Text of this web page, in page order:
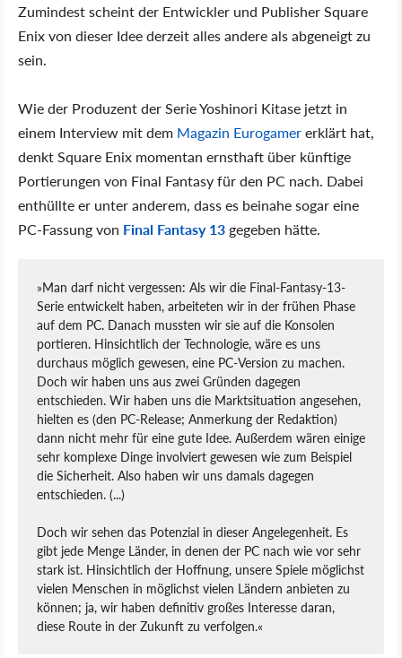
Zumindest scheint der Entwickler und Publisher Square
Enix von dieser Idee derzeit alles andere als abgeneigt zu
sein.
Wie der Produzent der Serie Yoshinori Kitase jetzt in
einem Interview mit dem Magazin Eurogamererklärt hat,
denkt Square Enix momentan ernsthaft über künftige
Portierungen von Final Fantasy für den PC nach. Dabei
enthüllte er unter anderem, dass es beinahe sogar eine
PC-Fassung von Final Fantasy 13 gegeben hätte.
»Man darf nicht vergessen: Als wir die Final-Fantasy-13-
Serie entwickelt haben, arbeiteten wir in der frühen Phase
auf dem PC. Danach mussten wir sie auf die Konsolen
portieren. Hinsichtlich der Technologie, wäre es uns
durchaus möglich gewesen, eine PC-Version zu machen.
Doch wir haben uns aus zwei Gründen dagegen
entschieden. Wir haben uns die Marktsituation angesehen,
hielten es (den PC-Release; Anmerkung der Redaktion)
dann nicht mehr für eine gute Idee. Außerdem wären einige
sehr komplexe Dinge involviert gewesen wie zum Beispiel
die Sicherheit. Also haben wir uns damals dagegen
entschieden. (...)
Doch wir sehen das Potenzial in dieser Angelegenheit. Es
gibt jede Menge Länder, in denen der PC nach wie vor sehr
stark ist. Hinsichtlich der Hoffnung, unsere Spiele möglichst
vielen Menschen in möglichst vielen Ländern anbieten zu
können; ja, wir haben definitiv großes Interesse daran,
diese Route in der Zukunft zu verfolgen.«